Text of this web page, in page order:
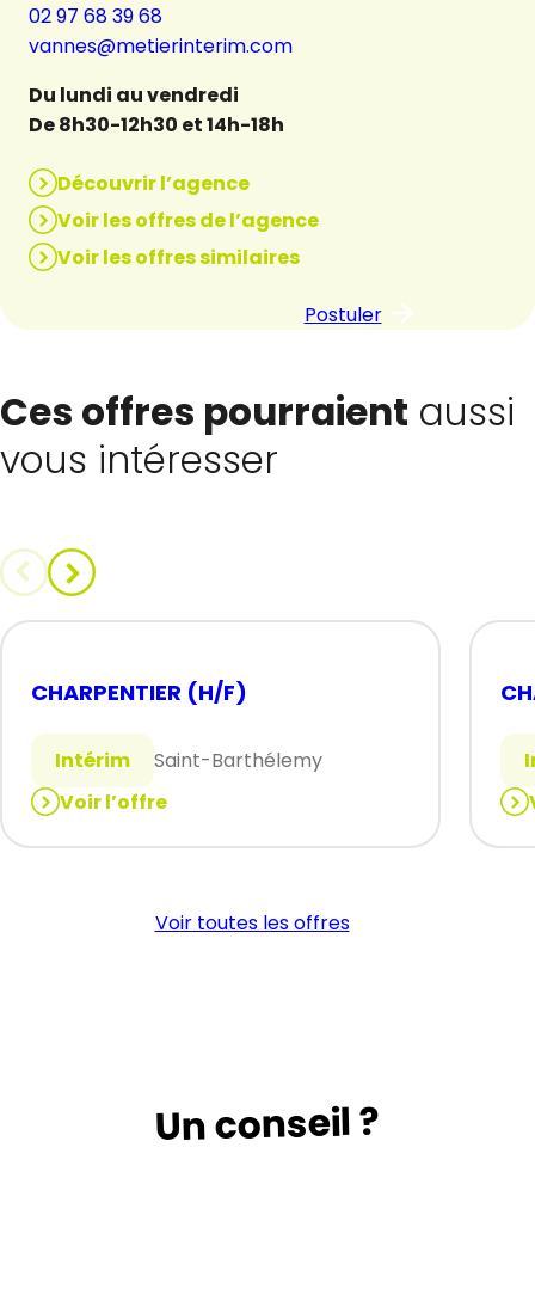
02 97 68 39 68
vannes@metierinterim.com
Du lundi au vendredi
De 8h30-12h30 et 14h-18h
Découvrir l’agence
Voir les offres de l’agence
Voir les offres similaires
Postuler
Ces offres pourraient aussi
vous intéresser
CHARPENTIER (H/F)
Intérim
Saint-Barthélemy
Voir l’offre
:
CHARPENTIER
:
Voir toutes les offres
Un conseil ?